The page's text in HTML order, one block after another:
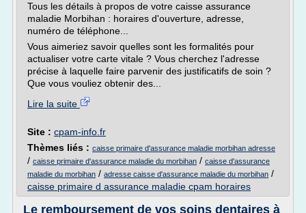
Tous les détails à propos de votre caisse assurance
maladie Morbihan : horaires d'ouverture, adresse,
numéro de téléphone...
Vous aimeriez savoir quelles sont les formalités pour
actualiser votre carte vitale ? Vous cherchez l'adresse
précise à laquelle faire parvenir des justificatifs de soin ?
Que vous vouliez obtenir des...
Lire la suite
Site : cpam-info.fr
Thèmes liés : caisse primaire d'assurance maladie morbihan adresse
/ caisse primaire d'assurance maladie du morbihan / caisse d'assurance
maladie du morbihan / adresse caisse d'assurance maladie du morbihan /
caisse primaire d assurance maladie cpam horaires
Le remboursement de vos soins dentaires à